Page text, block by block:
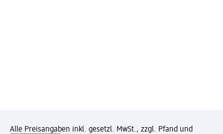
Alle Preisangaben inkl. gesetzl. MwSt., zzgl. Pfand und